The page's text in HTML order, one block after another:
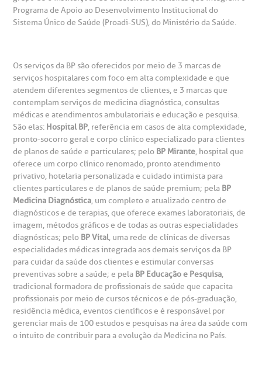
Saiba mais
Endereço:
R. Colômbia, 332
CEP: 01438-000 | Jardim Paulista
São Paulo - SP
de órgãos
e perdidos
Programa de Apoio ao Desenvolvimento Institucional do
Sistema Único de Saúde (Proadi-SUS), do Ministério da Saúde.
Os serviços da BP são oferecidos por meio de 3 marcas de
serviços hospitalares com foco em alta complexidade e que
atendem diferentes segmentos de clientes, e 3 marcas que
contemplam serviços de medicina diagnóstica, consultas
médicas e atendimentos ambulatoriais e educação e pesquisa.
São elas: Hospital BP, referência em casos de alta complexidade,
pronto-socorro geral e corpo clínico especializado para clientes
de planos de saúde e particulares; pelo BP Mirante, hospital que
oferece um corpo clínico renomado, pronto atendimento
privativo, hotelaria personalizada e cuidado intimista para
clientes particulares e de planos de saúde premium; pela BP
Medicina Diagnóstica, um completo e atualizado centro de
diagnósticos e de terapias, que oferece exames laboratoriais, de
imagem, métodos gráficos e de todas as outras especialidades
diagnósticas; pelo BP Vital, uma rede de clínicas de diversas
especialidades médicas integrada aos demais serviços da BP
para cuidar da saúde dos clientes e estimular conversas
preventivas sobre a saúde; e pela BP Educação e Pesquisa,
tradicional formadora de profissionais de saúde que capacita
profissionais por meio de cursos técnicos e de pós-graduação,
residência médica, eventos científicos e é responsável por
gerenciar mais de 100 estudos e pesquisas na área da saúde com
o intuito de contribuir para a evolução da Medicina no País.